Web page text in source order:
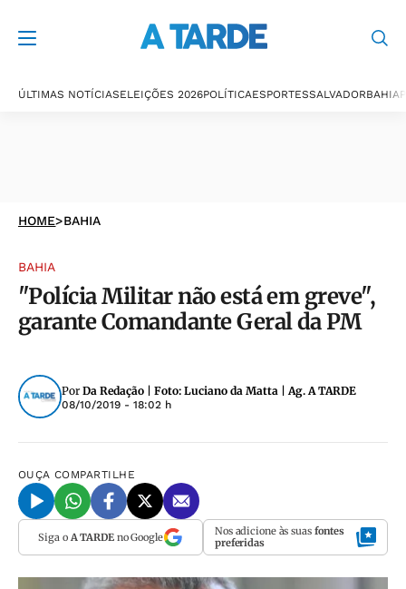
ÚLTIMAS NOTÍCIASELEIÇÕES 2026POLÍTICAESPORTESSALVADORBAHIA
HOME>BAHIA
BAHIA
"Polícia Militar não está em greve",
garante Comandante Geral da PM
Por Da Redação | Foto: Luciano da Matta | Ag. A TARDE
08/10/2019 - 18:02 h
OUÇA COMPARTILHE
Siga o A TARDEno Google Nos adicione às suas fontes
preferidas